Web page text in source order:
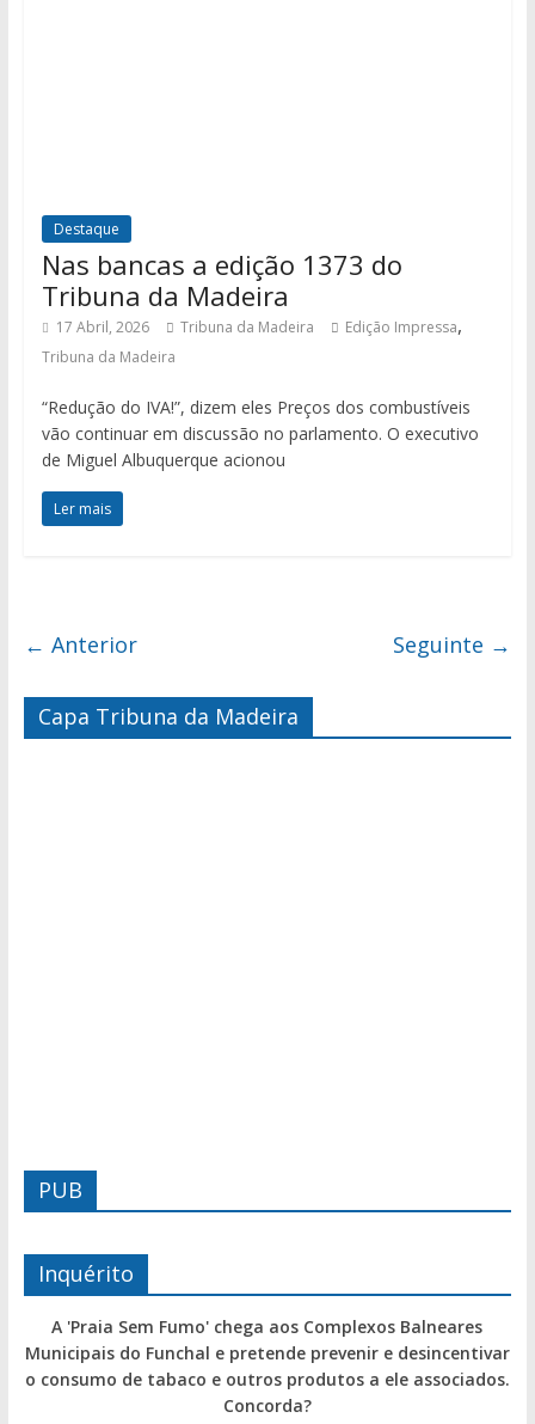
Destaque
Nas bancas a edição 1373 do
Tribuna da Madeira
17 Abril, 2026 Tribuna da Madeira Edição Impressa,
Tribuna da Madeira
“Redução do IVA!”, dizem eles Preços dos combustíveis
vão continuar em discussão no parlamento. O executivo
de Miguel Albuquerque acionou
Ler mais
← Anterior Seguinte →
Capa Tribuna da Madeira
PUB
Inquérito
A 'Praia Sem Fumo' chega aos Complexos Balneares
Municipais do Funchal e pretende prevenir e desincentivar
o consumo de tabaco e outros produtos a ele associados.
Concorda?